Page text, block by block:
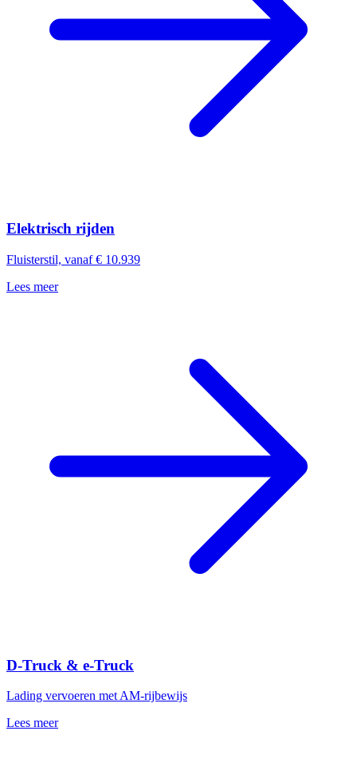
Elektrisch rijden
Fluisterstil, vanaf € 10.939
Lees meer
D-Truck & e-Truck
Lading vervoeren met AM-rijbewijs
Lees meer